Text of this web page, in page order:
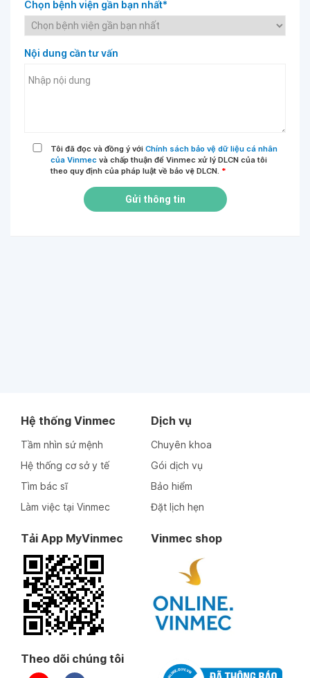
Chọn bệnh viện gần bạn nhất*
Nội dung cần tư vấn
Tôi đã đọc và đồng ý với Chính sách bảo vệ dữ liệu cá nhân
của Vinmec và chấp thuận để Vinmec xử lý DLCN của tôi
theo quy định của pháp luật về bảo vệ DLCN. *
Gửi thông tin
Hệ thống Vinmec
Tầm nhìn sứ mệnh
Hệ thống cơ sở y tế
Tìm bác sĩ
Làm việc tại Vinmec
Dịch vụ
Chuyên khoa
Gói dịch vụ
Bảo hiểm
Đặt lịch hẹn
Tải App MyVinmec Vinmec shop
Theo dõi chúng tôi